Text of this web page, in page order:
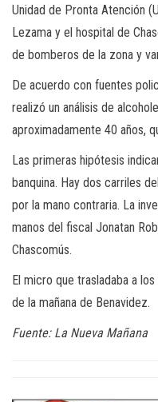
Unidad de Pronta Atención
Lezama y el hospital de
de bomberos de la zona y
De acuerdo con fuentes
realizó un análisis de
aproximadamente 40 años,
Las primeras hipótesis
banquina. Hay dos carriles
por la mano contraria. La
manos del fiscal Jonatan
Chascomús.
El micro que trasladaba a
de la mañana de Benavidez.
Fuente: La Nueva Mañana